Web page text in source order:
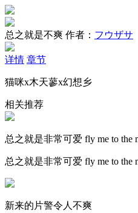
总之就是不爽 作者： フウザサ
详情 章节
猫咪x木天蓼x幻想乡
相关推荐
总之就是非常可爱 fly me to the
总之就是非常可爱 fly me to the
新来的片警令人不爽